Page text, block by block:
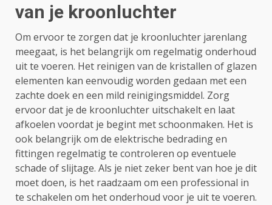
van je kroonluchter
Om ervoor te zorgen dat je kroonluchter jarenlang
meegaat, is het belangrijk om regelmatig onderhoud
uit te voeren. Het reinigen van de kristallen of glazen
elementen kan eenvoudig worden gedaan met een
zachte doek en een mild reinigingsmiddel. Zorg
ervoor dat je de kroonluchter uitschakelt en laat
afkoelen voordat je begint met schoonmaken. Het is
ook belangrijk om de elektrische bedrading en
fittingen regelmatig te controleren op eventuele
schade of slijtage. Als je niet zeker bent van hoe je dit
moet doen, is het raadzaam om een professional in
te schakelen om het onderhoud voor je uit te voeren.